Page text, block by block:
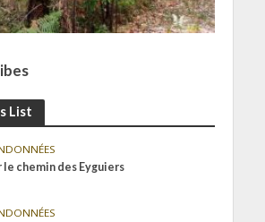
List
le chemin des Eyguiers